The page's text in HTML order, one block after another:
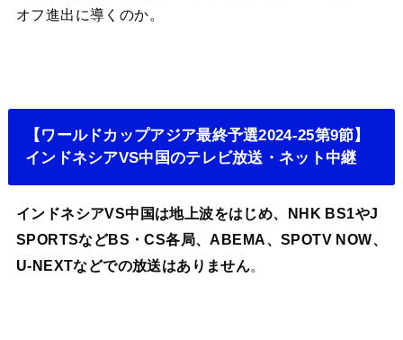
オフ進出に導くのか。
【ワールドカップアジア最終予選2024-25第9節】
インドネシアVS中国のテレビ放送・ネット中継
インドネシアVS中国は地上波をはじめ、NHK BS1やJ
SPORTSなどBS・CS各局、ABEMA、SPOTV NOW、
U-NEXTなどでの放送はありません。